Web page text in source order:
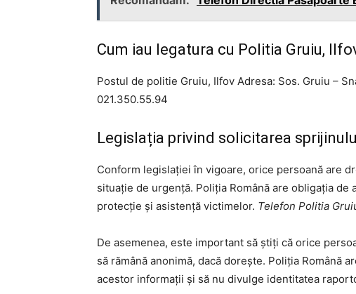
Cum iau legatura cu Politia Gruiu,
Postul de politie Gruiu, Ilfov Adresa: Sos. Gruiu –
021.350.55.94
Legislația privind solicitarea
Conform legislației în vigoare, orice persoană are
situație de urgență. Poliția Română are obligația
protecție și asistență victimelor. Telefon Politia
De asemenea, este important să știți că orice
să rămână anonimă, dacă dorește. Poliția Română
acestor informații și să nu divulge identitatea